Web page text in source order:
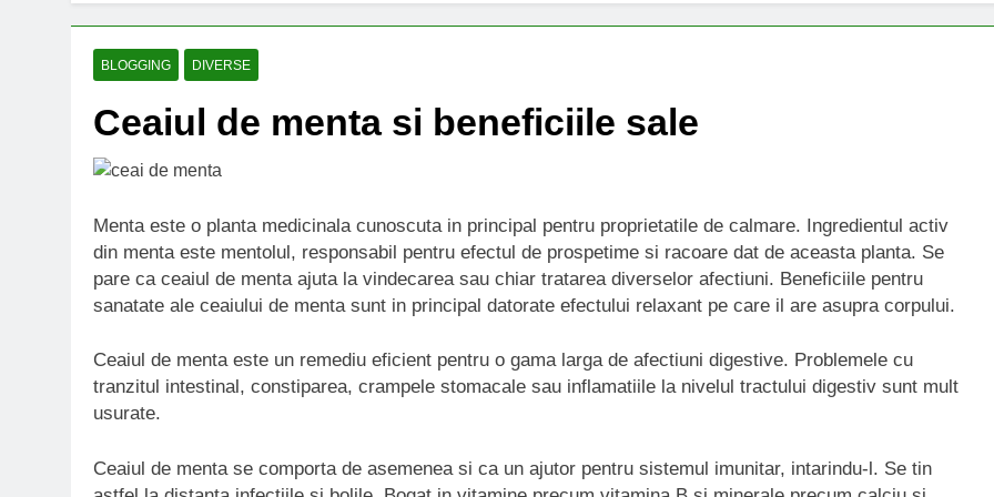
BLOGGING DIVERSE
Ceaiul de menta si beneficiile sale
Menta este o planta medicinala cunoscuta in principal pentru proprietatile de calmare. Ingredientul activ
din menta este mentolul, responsabil pentru efectul de prospetime si racoare dat de aceasta planta. Se
pare ca ceaiul de menta ajuta la vindecarea sau chiar tratarea diverselor afectiuni. Beneficiile pentru
sanatate ale ceaiului de menta sunt in principal datorate efectului relaxant pe care il are asupra corpului.
Ceaiul de menta este un remediu eficient pentru o gama larga de afectiuni digestive. Problemele cu
tranzitul intestinal, constiparea, crampele stomacale sau inflamatiile la nivelul tractului digestiv sunt mult
usurate.
Ceaiul de menta se comporta de asemenea si ca un ajutor pentru sistemul imunitar, intarindu-l. Se tin